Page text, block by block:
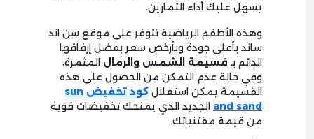
يسهل عليك أداء التمارين.
وهذه الأطقم الرياضية تتوفر على موقع سن اند
ساند بأعلى جودة وبأرخص سعر بفضل إرفاقها
الدائم بـ قسيمة الشمس والرمال المثمرة،
وفي حالة عدم التمكن من الحصول على هذه
القسيمة يمكن استغلال كود تخفيض sun
and sand الجديد الذي يمنحك تخفيضات قوية
من قيمة مقتنياتك.